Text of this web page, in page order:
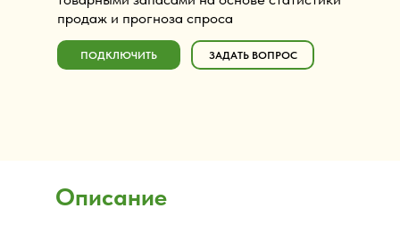
ЗАДАТЬ ВОПРОС
ПОДКЛЮЧИТЬ
продаж и прогноза спроса
Описание